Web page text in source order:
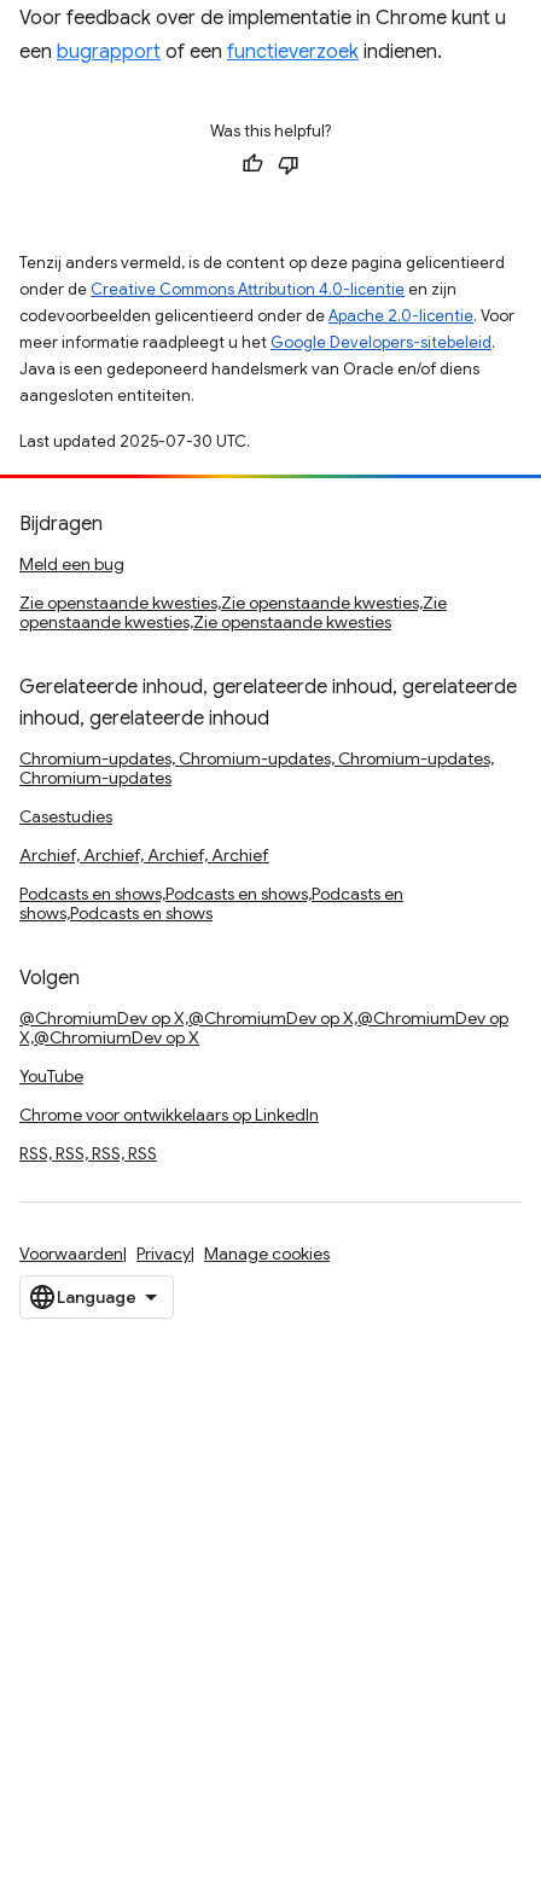
Voor feedback over de implementatie in Chrome kunt u
een bugrapport of een functieverzoek indienen.
Was this helpful?
Tenzij anders vermeld, is de content op deze pagina gelicentieerd
onder de Creative Commons Attribution 4.0-licentieen zijn
codevoorbeelden gelicentieerd onder deApache 2.0-licentie. Voor
meer informatie raadpleegt u het Google Developers-sitebeleid.
Java is een gedeponeerd handelsmerk van Oracle en/of diens
aangesloten entiteiten.
Last updated 2025-07-30 UTC.
Bijdragen
Meld een bug
Zie openstaande kwesties,Zie openstaande kwesties,Zie
openstaande kwesties,Zie openstaande kwesties
Gerelateerde inhoud, gerelateerde inhoud, gerelateerde
inhoud, gerelateerde inhoud
Chromium-updates, Chromium-updates, Chromium-updates,
Chromium-updates
Casestudies
Archief, Archief, Archief, Archief
Podcasts en shows,Podcasts en shows,Podcasts en
shows,Podcasts en shows
Volgen
@ChromiumDev op X,@ChromiumDev op X,@ChromiumDev op
X,@ChromiumDev op X
YouTube
Chrome voor ontwikkelaars op LinkedIn
RSS, RSS, RSS, RSS
Voorwaarden Privacy Manage cookies